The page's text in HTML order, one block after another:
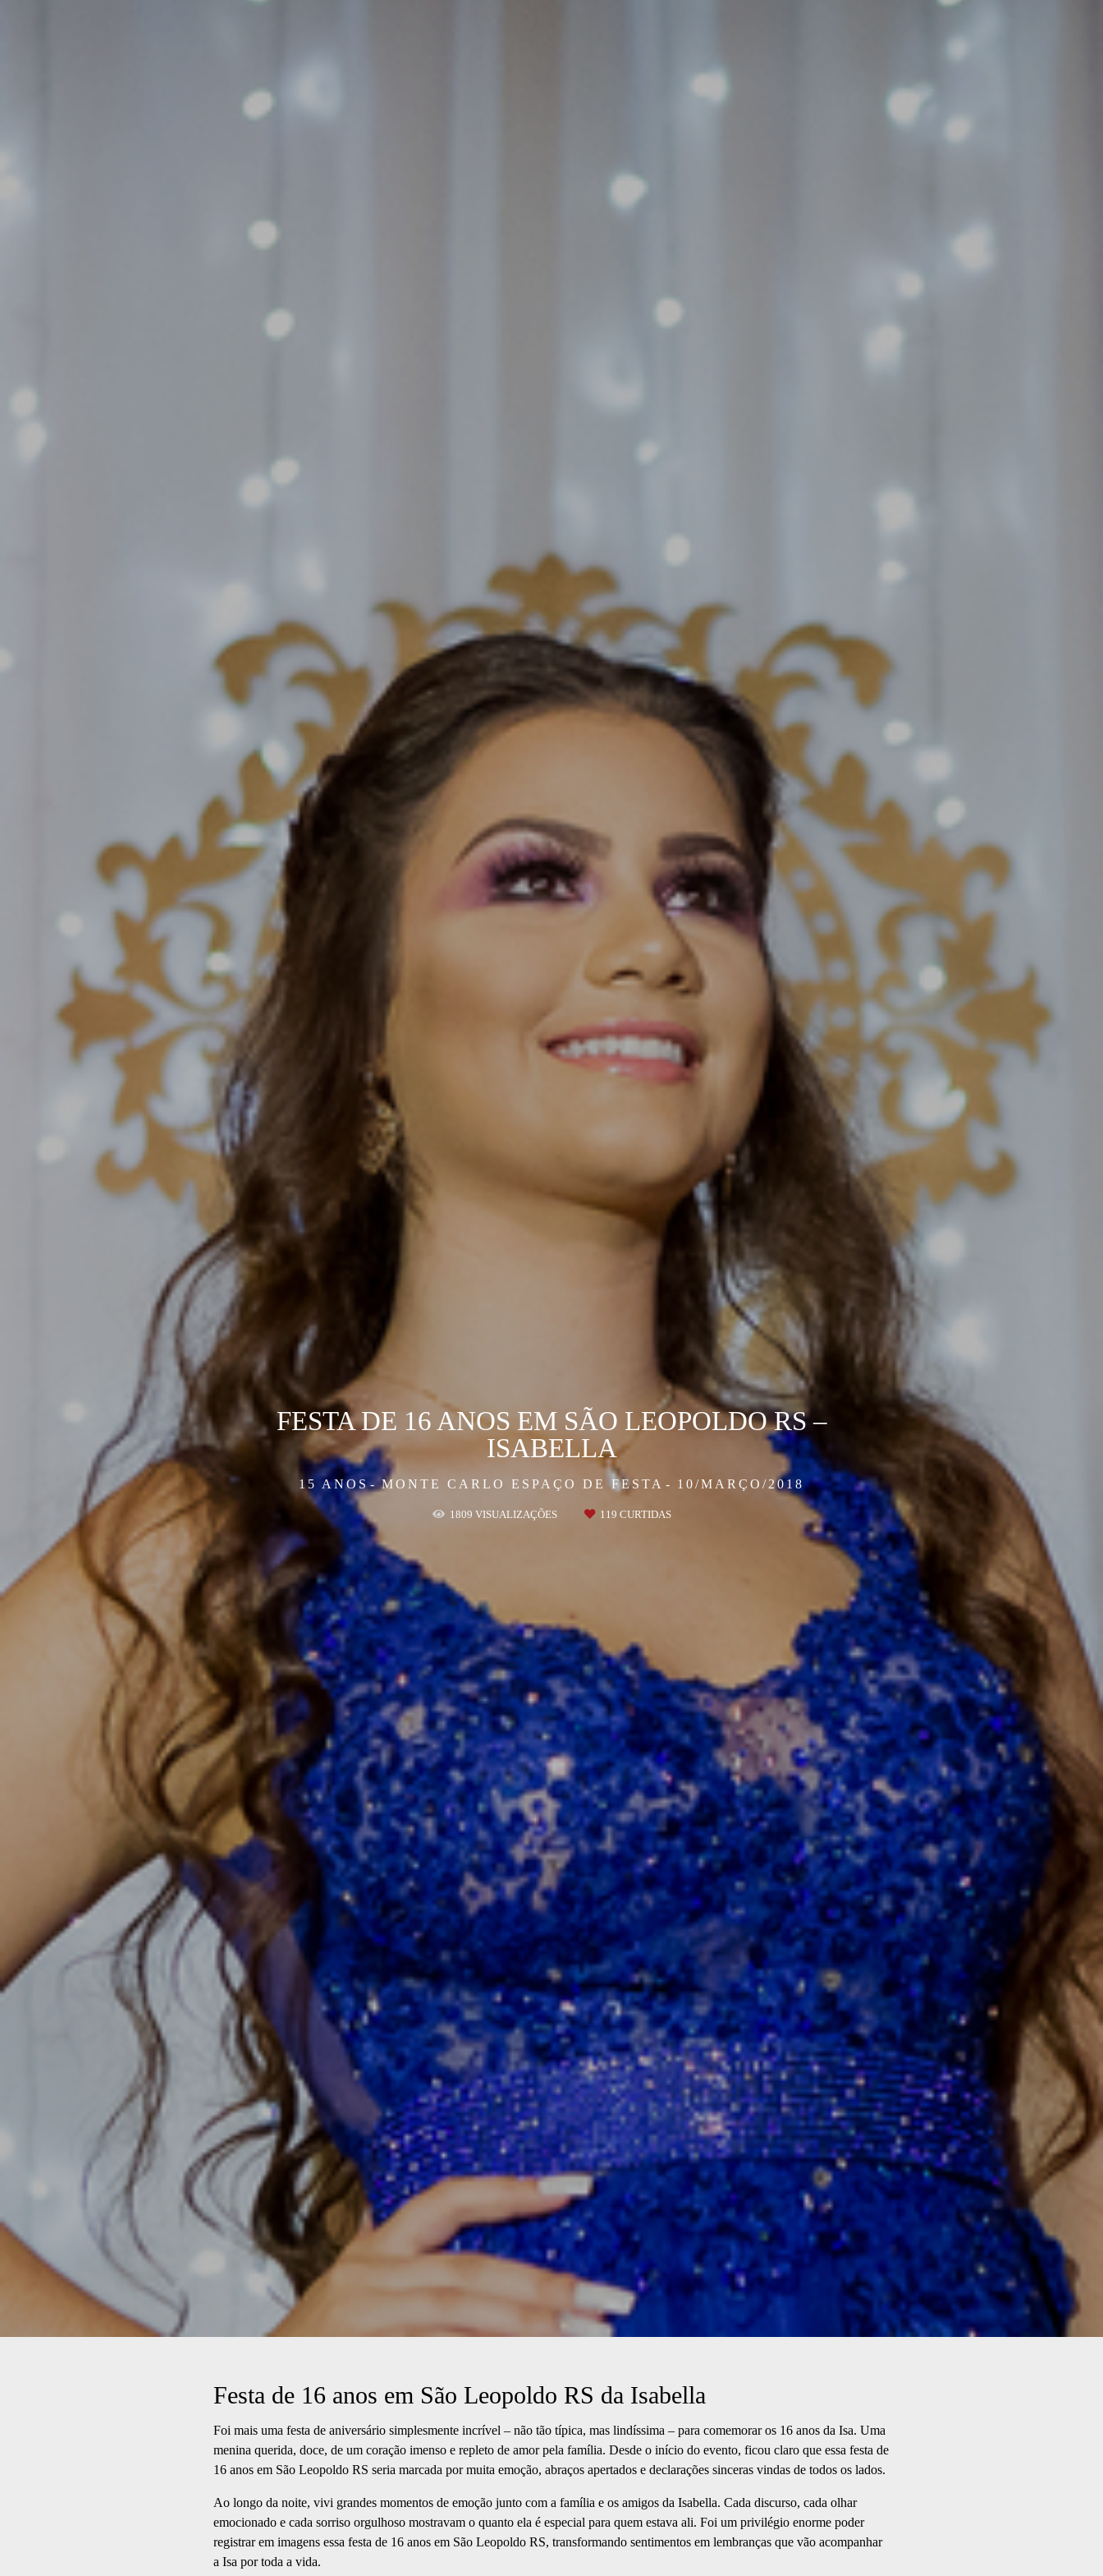
15 ANOS MONTE CARLO ESPAÇO DE FESTA 10/MARÇO/2018
FESTA DE 16 ANOS EM SÃO LEOPOLDO RS –
ISABELLA
1809 VISUALIZAÇÕES 119 CURTIDAS
Festa de 16 anos em São Leopoldo RS da Isabella
Foi mais uma festa de aniversário simplesmente incrível – não tão típica, mas lindíssima – para comemorar os 16 anos da Isa. Uma
menina querida, doce, de um coração imenso e repleto de amor pela família. Desde o início do evento, ficou claro que essa festa de
16 anos em São Leopoldo RS seria marcada por muita emoção, abraços apertados e declarações sinceras vindas de todos os lados.
Ao longo da noite, vivi grandes momentos de emoção junto com a família e os amigos da Isabella. Cada discurso, cada olhar
emocionado e cada sorriso orgulhoso mostravam o quanto ela é especial para quem estava ali. Foi um privilégio enorme poder
registrar em imagens essa festa de 16 anos em São Leopoldo RS, transformando sentimentos em lembranças que vão acompanhar
a Isa por toda a vida.